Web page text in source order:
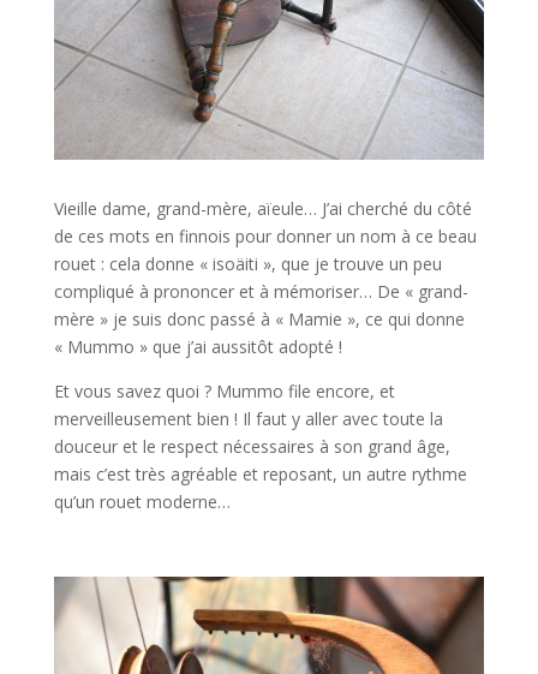
Vieille dame, grand-mère, aïeule… J’ai cherché du côté
de ces mots en finnois pour donner un nom à ce beau
rouet : cela donne « isoäiti », que je trouve un peu
compliqué à prononcer et à mémoriser… De « grand-
mère » je suis donc passé à « Mamie », ce qui donne
« Mummo » que j’ai aussitôt adopté !
Et vous savez quoi ? Mummo file encore, et
merveilleusement bien ! Il faut y aller avec toute la
douceur et le respect nécessaires à son grand âge,
mais c’est très agréable et reposant, un autre rythme
qu’un rouet moderne…